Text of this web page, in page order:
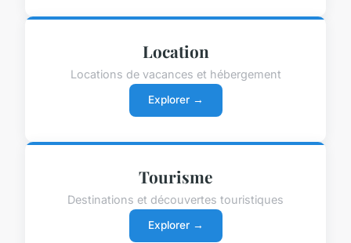
Location
Locations de vacances et hébergement
Explorer →
Tourisme
Destinations et découvertes touristiques
Explorer →